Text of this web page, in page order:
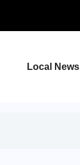
Local News